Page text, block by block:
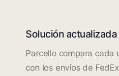
Solución actualizada
Parcello compara cada
con los envíos de